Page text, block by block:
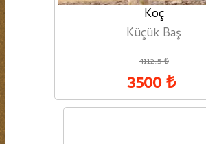
Koç
Küçük Baş
4112.5 ₺
3500 ₺